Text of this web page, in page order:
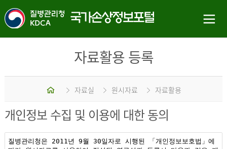
자료활용 등록
홈 자료실 원시자료 자료활용
개인정보 수집 및 이용에 대한 동의